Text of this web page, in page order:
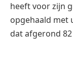
heeft voor zijn
opgehaald met
dat afgerond